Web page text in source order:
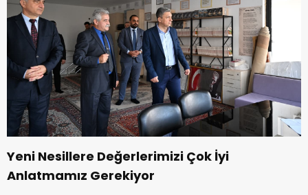
Yeni Nesillere Değerlerimizi Çok İyi
Anlatmamız Gerekiyor